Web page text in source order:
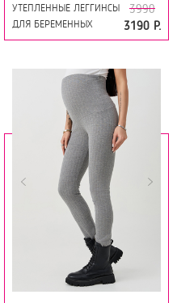
УТЕПЛЕННЫЕ ЛЕГГИНСЫ
ДЛЯ БЕРЕМЕННЫХ
19249 ЧЁРНЫЙ
3990
3190 Р.